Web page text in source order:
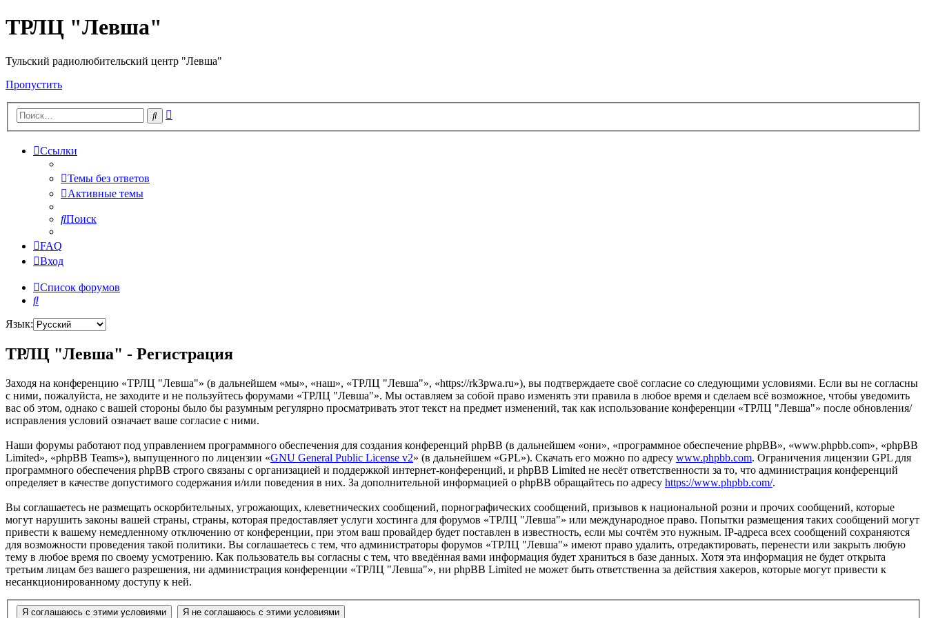
ТРЛЦ "Левша"
Тульский радиолюбительский центр "Левша"
Пропустить
Поиск
Ссылки
Темы без ответов
Активные темы
Поиск
FAQ
Вход
Список форумов
Поиск
Язык:
ТРЛЦ "Левша" - Регистрация
Заходя на конференцию «ТРЛЦ "Левша"» (в дальнейшем «мы», «наш», «ТРЛЦ "Левша"», «https://rk3pwa.ru»), вы подтверждаете своё согласие со следующими условиями. Если вы не согласны
с ними, пожалуйста, не заходите и не пользуйтесь форумами «ТРЛЦ "Левша"». Мы оставляем за собой право изменять эти правила в любое время и сделаем всё возможное, чтобы уведомить
вас об этом, однако с вашей стороны было бы разумным регулярно просматривать этот текст на предмет изменений, так как использование конференции «ТРЛЦ "Левша"» после обновления/
исправления условий означает ваше согласие с ними.
Наши форумы работают под управлением программного обеспечения для создания конференций phpBB (в дальнейшем «они», «программное обеспечение phpBB», «www.phpbb.com», «phpBB
Limited», «phpBB Teams»), выпущенного по лицензии «GNU General Public License v2» (в дальнейшем «GPL»). Скачать его можно по адресу www.phpbb.com. Ограничения лицензии GPL для
программного обеспечения phpBB строго связаны с организацией и поддержкой интернет-конференций, и phpBB Limited не несёт ответственности за то, что администрация конференций
определяет в качестве допустимого содержания и/или поведения в них. За дополнительной информацией о phpBB обращайтесь по адресу https://www.phpbb.com/.
Вы соглашаетесь не размещать оскорбительных, угрожающих, клеветнических сообщений, порнографических сообщений, призывов к национальной розни и прочих сообщений, которые
могут нарушить законы вашей страны, страны, которая предоставляет услуги хостинга для форумов «ТРЛЦ "Левша"» или международное право. Попытки размещения таких сообщений могут
привести к вашему немедленному отключению от конференции, при этом ваш провайдер будет поставлен в известность, если мы сочтём это нужным. IP-адреса всех сообщений сохраняются
для возможности проведения такой политики. Вы соглашаетесь с тем, что администраторы форумов «ТРЛЦ "Левша"» имеют право удалить, отредактировать, перенести или закрыть любую
тему в любое время по своему усмотрению. Как пользователь вы согласны с тем, что введённая вами информация будет храниться в базе данных. Хотя эта информация не будет открыта
третьим лицам без вашего разрешения, ни администрация конференции «ТРЛЦ "Левша"», ни phpBB Limited не может быть ответственна за действия хакеров, которые могут привести к
несанкционированному доступу к ней.